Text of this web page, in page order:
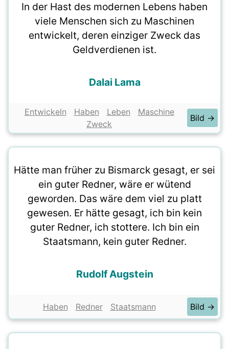
In der Hast des modernen Lebens haben
viele Menschen sich zu Maschinen
entwickelt, deren einziger Zweck das
Geldverdienen ist.
Dalai Lama
Entwickeln Haben Leben
Maschine
Zweck
Bild →
Hätte man früher zu Bismarck gesagt, er sei
ein guter Redner, wäre er wütend
geworden. Das wäre dem viel zu platt
gewesen. Er hätte gesagt, ich bin kein
guter Redner, ich stottere. Ich bin ein
Staatsmann, kein guter Redner.
Rudolf Augstein
Haben Redner Staatsmann Bild →